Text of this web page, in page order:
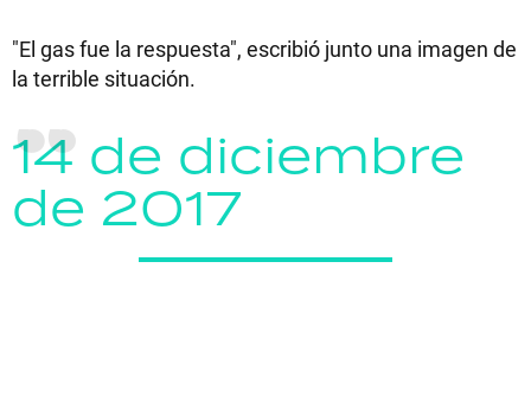
"El gas fue la respuesta", escribió junto una imagen de
la terrible situación.
14 de diciembre
de 2017